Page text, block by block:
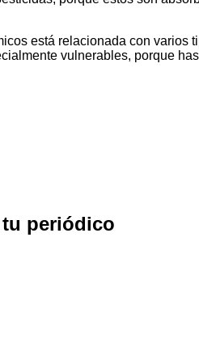
está relacionada con varios
vulnerables, porque
periódico